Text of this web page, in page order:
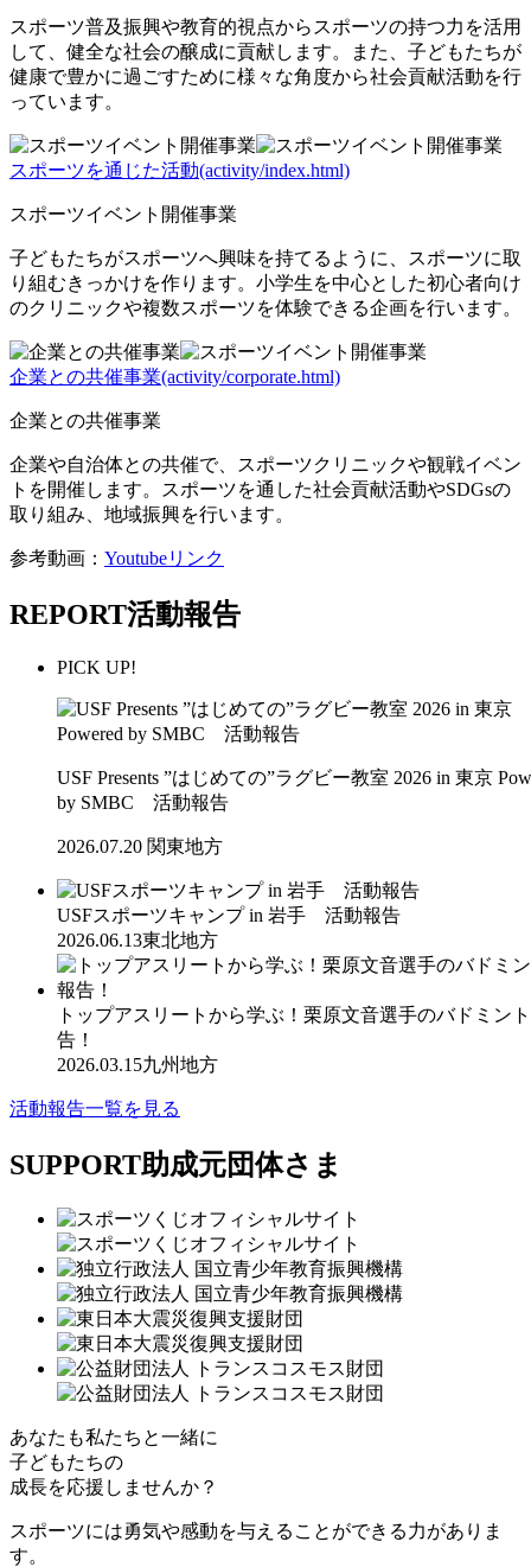
スポーツ普及振興や教育的視点からスポーツの持つ力を活用
して、健全な社会の醸成に貢献します。また、子どもたちが
健康で豊かに過ごすために様々な角度から社会貢献活動を行
っています。
スポーツを通じた活動(activity/index.html)
スポーツイベント開催事業
子どもたちがスポーツへ興味を持てるように、スポーツに取
り組むきっかけを作ります。小学生を中心とした初心者向け
のクリニックや複数スポーツを体験できる企画を行います。
企業との共催事業(activity/corporate.html)
企業との共催事業
企業や自治体との共催で、スポーツクリニックや観戦イベン
トを開催します。スポーツを通した社会貢献活動やSDGsの
取り組み、地域振興を行います。
参考動画： Youtubeリンク
REPORT活動報告
PICK UP!
USF Presents ”はじめての”ラグビー教室 2026 in 東京
by SMBC 活動報告
2026.07.20 関東地方
USFスポーツキャンプ in 岩手 活動報告
2026.06.13東北地方
トップアスリートから学ぶ！栗原文音選手のバドミン
告！
2026.03.15九州地方
活動報告一覧を見る
SUPPORT助成元団体さま
あなたも私たちと一緒に
子どもたちの
成長を応援しませんか？
スポーツには勇気や感動を与えることができる力がありま
す。